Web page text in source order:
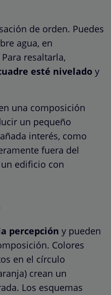
de orden. Puedes
agua, en
resaltarla,
esté nivelado y
una composición
un pequeño
interés, como
fuera del
edificio con
percepción y pueden
Colores
en el círculo
crean un
Los esquemas